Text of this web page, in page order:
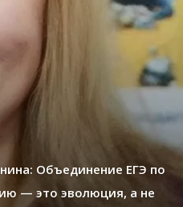
Объединение ЕГЭ по
— это эволюция, а не